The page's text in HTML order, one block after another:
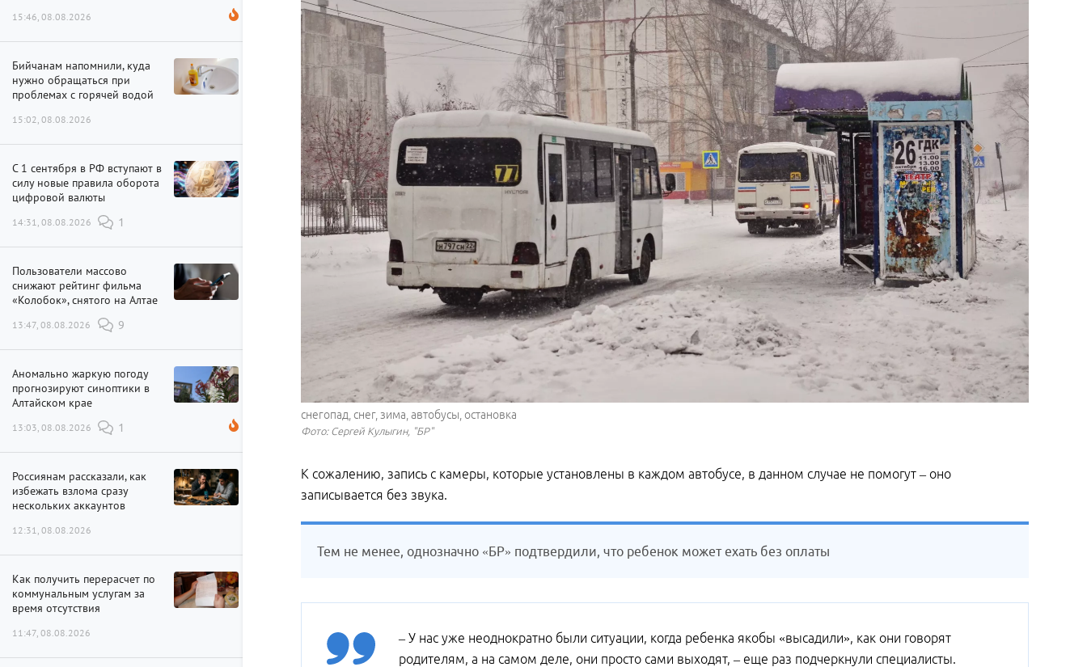
15:46, 08.08.2026
Бийчанам напомнили, куда
нужно обращаться при
проблемах с горячей водой
15:02, 08.08.2026
С 1 сентября в РФ вступают в
силу новые правила оборота
цифровой валюты
14:31, 08.08.2026 1
Пользователи массово
снижают рейтинг фильма
«Колобок», снятого на Алтае
13:47, 08.08.2026 9
Аномально жаркую погоду
прогнозируют синоптики в
Алтайском крае
13:03, 08.08.2026 1
Россиянам рассказали, как
избежать взлома сразу
нескольких аккаунтов
12:31, 08.08.2026
Как получить перерасчет по
коммунальным услугам за
время отсутствия
11:47, 08.08.2026
снегопад, снег, зима, автобусы, остановка
Фото: Сергей Кулыгин, "БР"
К сожалению, запись с камеры, которые установлены в каждом автобусе, в данном случае не помогут – оно
записывается без звука.
Тем не менее, однозначно «БР» подтвердили, что ребенок может ехать без оплаты
– У нас уже неоднократно были ситуации, когда ребенка якобы «высадили», как они говорят
родителям, а на самом деле, они просто сами выходят, – еще раз подчеркнули специалисты.